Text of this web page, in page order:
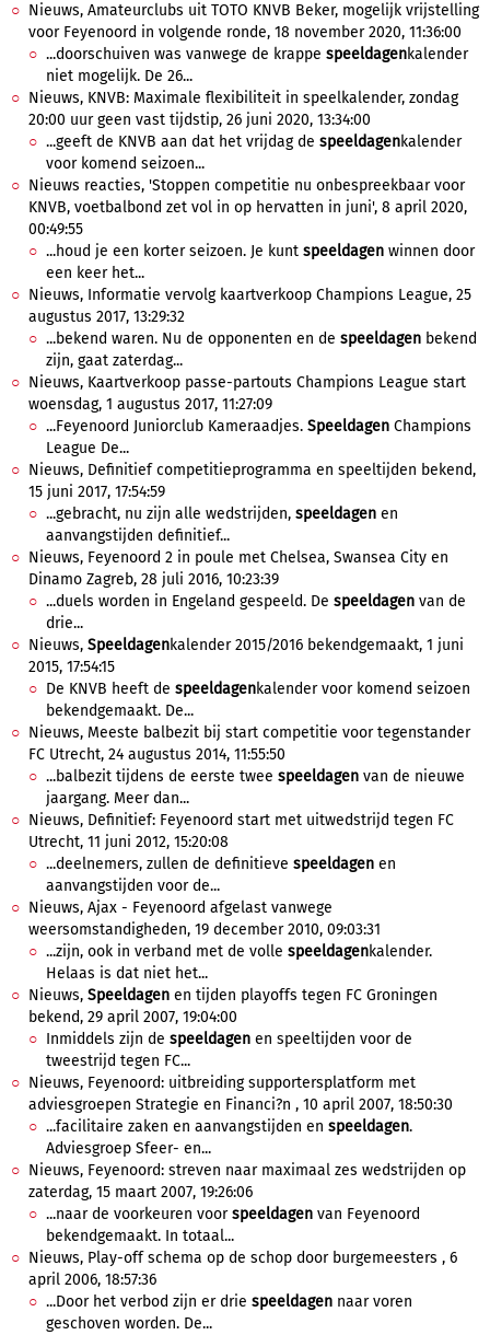
Nieuws, Amateurclubs uit TOTO KNVB Beker, mogelijk vrijstelling
voor Feyenoord in volgende ronde, 18 november 2020, 11:36:00
...doorschuiven was vanwege de krappe speeldagenkalender
niet mogelijk. De 26...
Nieuws, KNVB: Maximale flexibiliteit in speelkalender, zondag
20:00 uur geen vast tijdstip, 26 juni 2020, 13:34:00
...geeft de KNVB aan dat het vrijdag de speeldagenkalender
voor komend seizoen...
Nieuws reacties, 'Stoppen competitie nu onbespreekbaar voor
KNVB, voetbalbond zet vol in op hervatten in juni', 8 april 2020,
00:49:55
...houd je een korter seizoen. Je kunt speeldagen winnen door
een keer het...
Nieuws, Informatie vervolg kaartverkoop Champions League, 25
augustus 2017, 13:29:32
...bekend waren. Nu de opponenten en de speeldagen bekend
zijn, gaat zaterdag...
Nieuws, Kaartverkoop passe-partouts Champions League start
woensdag, 1 augustus 2017, 11:27:09
...Feyenoord Juniorclub Kameraadjes. Speeldagen Champions
League De...
Nieuws, Definitief competitieprogramma en speeltijden bekend,
15 juni 2017, 17:54:59
...gebracht, nu zijn alle wedstrijden, speeldagen en
aanvangstijden definitief...
Nieuws, Feyenoord 2 in poule met Chelsea, Swansea City en
Dinamo Zagreb, 28 juli 2016, 10:23:39
...duels worden in Engeland gespeeld. De speeldagen van de
drie...
Nieuws, Speeldagenkalender 2015/2016 bekendgemaakt, 1 juni
2015, 17:54:15
De KNVB heeft de speeldagenkalender voor komend seizoen
bekendgemaakt. De...
Nieuws, Meeste balbezit bij start competitie voor tegenstander
FC Utrecht, 24 augustus 2014, 11:55:50
...balbezit tijdens de eerste twee speeldagen van de nieuwe
jaargang. Meer dan...
Nieuws, Definitief: Feyenoord start met uitwedstrijd tegen FC
Utrecht, 11 juni 2012, 15:20:08
...deelnemers, zullen de definitieve speeldagen en
aanvangstijden voor de...
Nieuws, Ajax - Feyenoord afgelast vanwege
weersomstandigheden, 19 december 2010, 09:03:31
...zijn, ook in verband met de volle speeldagenkalender.
Helaas is dat niet het...
Nieuws, Speeldagen en tijden playoffs tegen FC Groningen
bekend, 29 april 2007, 19:04:00
Inmiddels zijn de speeldagen en speeltijden voor de
tweestrijd tegen FC...
Nieuws, Feyenoord: uitbreiding supportersplatform met
adviesgroepen Strategie en Financi?n , 10 april 2007, 18:50:30
...facilitaire zaken en aanvangstijden en speeldagen.
Adviesgroep Sfeer- en...
Nieuws, Feyenoord: streven naar maximaal zes wedstrijden op
zaterdag, 15 maart 2007, 19:26:06
...naar de voorkeuren voorspeeldagen van Feyenoord
bekendgemaakt. In totaal...
Nieuws, Play-off schema op de schop door burgemeesters , 6
april 2006, 18:57:36
...Door het verbod zijn er drie speeldagen naar voren
geschoven worden. De...